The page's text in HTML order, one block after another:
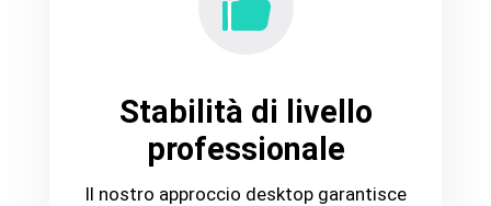
Stabilità di livello
professionale
Il nostro approccio desktop garantisce